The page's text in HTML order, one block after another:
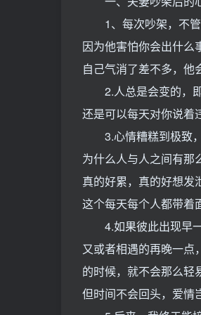
1、每次吵架，不管
因为他害怕你会出什么
自己气消了差不多，他
2.人总是会变的，即
还是可以每天对你说着
3.心情糟糕到极致，
为什么人与人之间有那
真的好累，真的好想发
这个每天每个人都带着
4.如果彼此出现早一
又或者相遇的再晚一点
的时候，就不会那么轻
但时间不会回头，爱情